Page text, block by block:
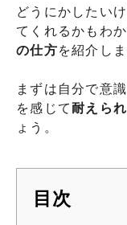
どうにかしたい
てくれるかもわ
の仕方を紹介しま
まずは自分で意
を感じて耐えら
ょう。
目次